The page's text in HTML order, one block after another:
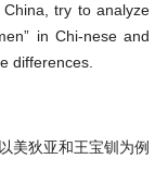
China, try to analyze
in Chi-nese and
differences.
美狄亚和王宝钏为例